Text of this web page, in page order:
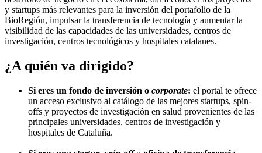
y startups más relevantes para la inversión del portafolio de la
BioRegión, impulsar la transferencia de tecnología y aumentar la
visibilidad de las capacidades de las universidades, centros de
investigación, centros tecnológicos y hospitales catalanes.
¿A quién va dirigido?
Si eres un fondo de inversión o corporate: el portal te ofrece
un acceso exclusivo al catálogo de las mejores startups, spin-
offs y proyectos de investigación en salud provenientes de las
principales universidades, centros de investigación y
hospitales de Cataluña.